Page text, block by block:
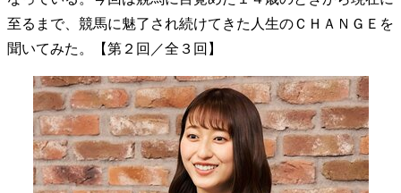
ライフスタイル・生き方
親になるということ
病が教えてくれたこと
移住という選択
熱狂できるもの
一生モノの愛用品
私を彩るエッセンス
60代のネクストステージ
70代のグランドデザイン
至るまで、競馬に魅了され続けてきた人生のＣＨＡＮＧＥを
聞いてみた。【第２回／全３回】